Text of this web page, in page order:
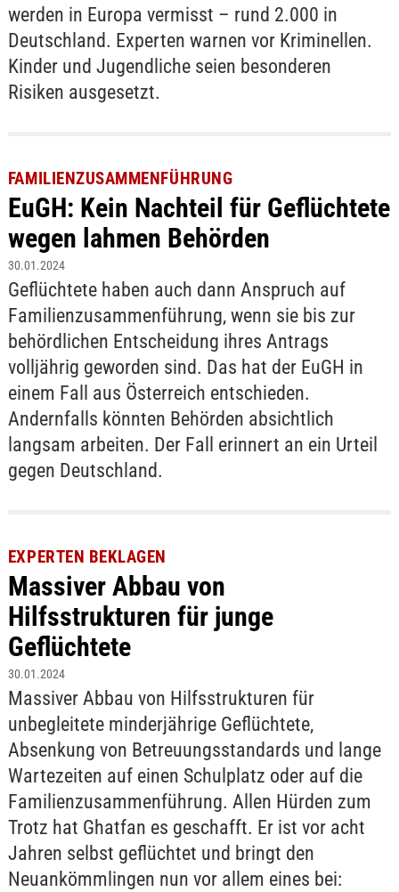
werden in Europa vermisst – rund 2.000 in
Deutschland. Experten warnen vor Kriminellen.
Kinder und Jugendliche seien besonderen
Risiken ausgesetzt.
FAMILIENZUSAMMENFÜHRUNG
EuGH: Kein Nachteil für Geflüchtete
wegen lahmen Behörden
30.01.2024
Geflüchtete haben auch dann Anspruch auf
Familienzusammenführung, wenn sie bis zur
behördlichen Entscheidung ihres Antrags
volljährig geworden sind. Das hat der EuGH in
einem Fall aus Österreich entschieden.
Andernfalls könnten Behörden absichtlich
langsam arbeiten. Der Fall erinnert an ein Urteil
gegen Deutschland.
EXPERTEN BEKLAGEN
Massiver Abbau von
Hilfsstrukturen für junge
Geflüchtete
30.01.2024
Massiver Abbau von Hilfsstrukturen für
unbegleitete minderjährige Geflüchtete,
Absenkung von Betreuungsstandards und lange
Wartezeiten auf einen Schulplatz oder auf die
Familienzusammenführung. Allen Hürden zum
Trotz hat Ghatfan es geschafft. Er ist vor acht
Jahren selbst geflüchtet und bringt den
Neuankömmlingen nun vor allem eines bei: